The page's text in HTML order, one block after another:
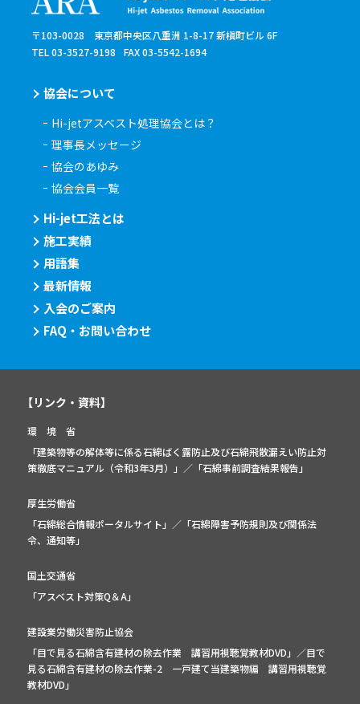
〒103-0028 東京都中央区八重洲 1-8-17 新槇町ビル 6F
TEL 03-3527-9198
FAX 03-5542-1694
協会について
Hi-jetアスベスト処理協会とは？
理事長メッセージ
協会のあゆみ
協会会員一覧
Hi-jet工法とは
施工実績
用語集
最新情報
入会のご案内
FAQ・お問い合わせ
【リンク・資料】
環 境 省
「建築物等の解体等に係る石綿ばく露防止及び石綿飛散漏えい防止対
策徹底マニュアル（令和3年3月）」 ／「石綿事前調査結果報告」
厚生労働省
「石綿総合情報ポータルサイト」 ／「石綿障害予防規則及び関係法
令、通知等」
国土交通省
「アスベスト対策Q＆A」
建設業労働災害防止協会
「目で見る石綿含有建材の除去作業 講習用視聴覚教材DVD」／目で
見る石綿含有建材の除去作業-2 一戸建て当建築物編 講習用視聴覚
教材DVD」